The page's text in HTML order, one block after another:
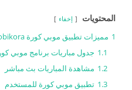
المحتويات إخفاء
1 مميزات تطبيق موبي كورة Mobikora
1.1 جدول مباريات برنامج موبي
1.2 مشاهدة المباريات بث مباشر
1.3 تطبيق موبي كورة للمستخدم